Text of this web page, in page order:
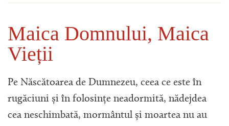
Maica Domnului, Maica
Vieții
Pe Născătoarea de Dumnezeu, ceea ce este în
rugăciuni și în folosințe neadormită, nădejdea
cea neschimbată, mormântul și moartea nu au